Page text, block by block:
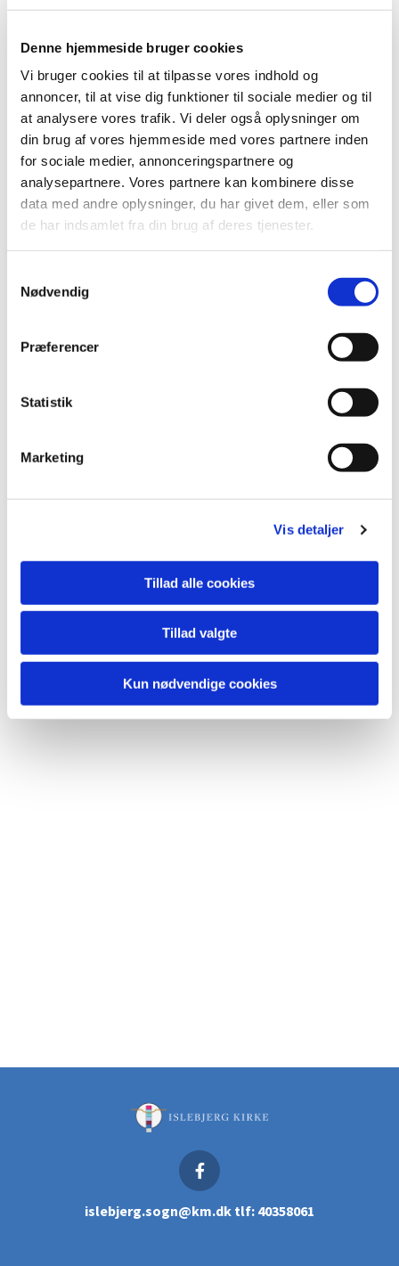
Denne hjemmeside bruger cookies
Vi bruger cookies til at tilpasse vores indhold og
annoncer, til at vise dig funktioner til sociale medier og til
at analysere vores trafik. Vi deler også oplysninger om
din brug af vores hjemmeside med vores partnere inden
for sociale medier, annonceringspartnere og
analysepartnere. Vores partnere kan kombinere disse
data med andre oplysninger, du har givet dem, eller som
de har indsamlet fra din brug af deres tjenester.
Nødvendig
Præferencer
Statistik
Marketing
Vis detaljer
Tillad alle cookies
Tillad valgte
Kun nødvendige cookies
Legestue” en gang om ugen. Her er der mulighed for
råd fra Sundhedsplejen. Det er sundhedsplejerskerne i
Frederikssund Kommune, der er ansvarlig for
arrangementet.
Her kan du læse mere
Du vil måske også kunne lide...
islebjerg.sogn@km.dk tlf: 40358061